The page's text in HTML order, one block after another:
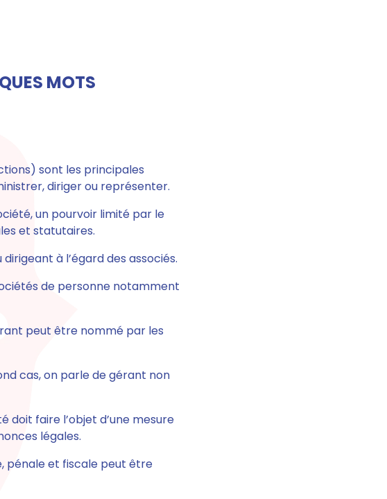
MOTS
sont les principales
diriger ou représenter.
un pourvoir limité par le
et statutaires.
à l’égard des associés.
de personne notamment
peut être nommé par les
cas, on parle de gérant non
doit faire l’objet d’une mesure
légales.
pénale et fiscale peut être